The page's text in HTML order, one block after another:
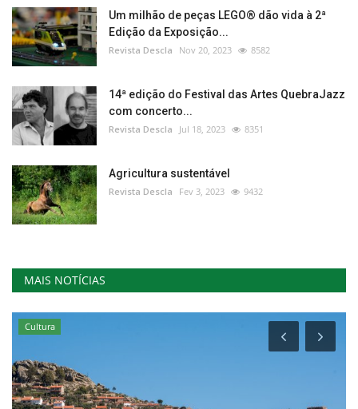
Um milhão de peças LEGO® dão vida à 2ª
Edição da Exposição...
Revista Descla Nov 20, 2023 8582
14ª edição do Festival das Artes QuebraJazz
com concerto...
Revista Descla Jul 18, 2023 8351
Agricultura sustentável
Revista Descla Fev 3, 2023 9432
MAIS NOTÍCIAS
Cultura